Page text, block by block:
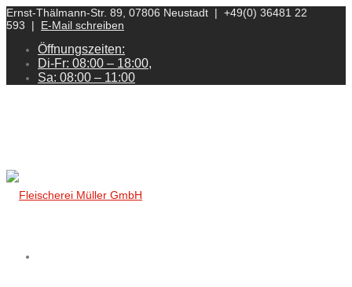
Ernst-Thälmann-Str. 89, 07806 Neustadt | +49(0) 36481 22
593 | E-Mail schreiben
Öffnungszeiten:
Di-Fr: 08:00 – 18:00,
Sa: 08:00 – 11:00